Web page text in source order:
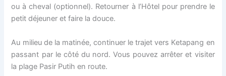
ou à cheval (optionnel). Retourner à l’Hôtel pour prendre le
petit déjeuner et faire la douce.
Au milieu de la matinée, continuer le trajet vers Ketapang en
passant par le côté du nord. Vous pouvez arrêter et visiter
la plage Pasir Putih en route.